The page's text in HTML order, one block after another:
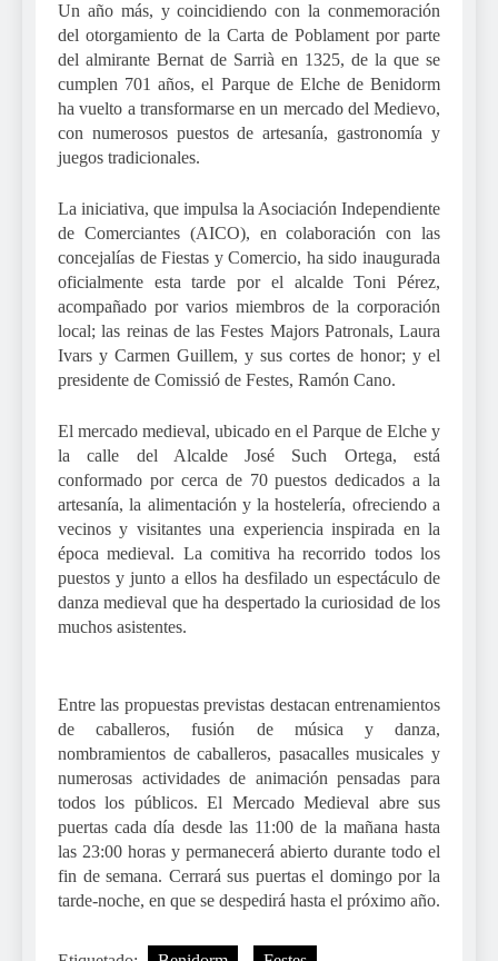
Un año más, y coincidiendo con la conmemoración
del otorgamiento de la Carta de Poblament por parte
del almirante Bernat de Sarrià en 1325, de la que se
cumplen 701 años, el Parque de Elche de Benidorm
ha vuelto a transformarse en un mercado del Medievo,
con numerosos puestos de artesanía, gastronomía y
juegos tradicionales.
La iniciativa, que impulsa la Asociación Independiente
de Comerciantes (AICO), en colaboración con las
concejalías de Fiestas y Comercio, ha sido inaugurada
oficialmente esta tarde por el alcalde Toni Pérez,
acompañado por varios miembros de la corporación
local; las reinas de las Festes Majors Patronals, Laura
Ivars y Carmen Guillem, y sus cortes de honor; y el
presidente de Comissió de Festes, Ramón Cano.
El mercado medieval, ubicado en el Parque de Elche y
la calle del Alcalde José Such Ortega, está
conformado por cerca de 70 puestos dedicados a la
artesanía, la alimentación y la hostelería, ofreciendo a
vecinos y visitantes una experiencia inspirada en la
época medieval. La comitiva ha recorrido todos los
puestos y junto a ellos ha desfilado un espectáculo de
danza medieval que ha despertado la curiosidad de los
muchos asistentes.
Entre las propuestas previstas destacan entrenamientos
de caballeros, fusión de música y danza,
nombramientos de caballeros, pasacalles musicales y
numerosas actividades de animación pensadas para
todos los públicos. El Mercado Medieval abre sus
puertas cada día desde las 11:00 de la mañana hasta
las 23:00 horas y permanecerá abierto durante todo el
fin de semana. Cerrará sus puertas el domingo por la
tarde-noche, en que se despedirá hasta el próximo año.